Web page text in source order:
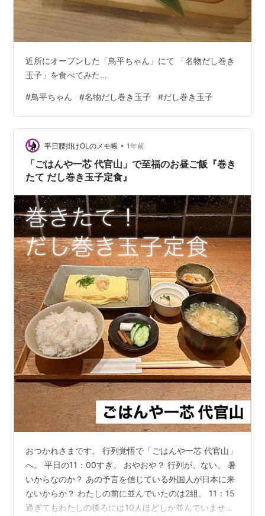
近所にオープンした「鳥平ちゃん」にて 「名物だし巻き
玉子」を食べてみた…
#鳥平ちゃん #名物だし巻き玉子 #だし巻き玉子
平日腰掛けOLのメモ帳 • 1年前
「ごはんや一芯 代官山」で至福のお昼ご飯『巻き
たて だし巻き玉子定食』
おつかれさまです。 行列覚悟で「ごはんや一芯 代官山」
へ。 平日の11：00すぎ。 おやおや？ 行列が、ない。 暑
いからなのか？ あの予言を信じている外国人が日本に来
ないからか？ わたしの前に並んでいたのは2組。 11：15
過ぎてもわたしの後ろには10人ほどしか並んでいませ